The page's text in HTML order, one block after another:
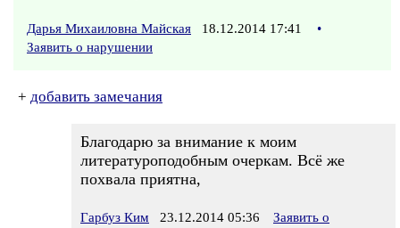
Дарья Михаиловна Майская 18.12.2014 17:41
•
Заявить о нарушении
+ добавить замечания
Благодарю за внимание к моим
литературоподобным очеркам. Всё же
похвала приятна,
Гарбуз Ким 23.12.2014 05:36
Заявить о